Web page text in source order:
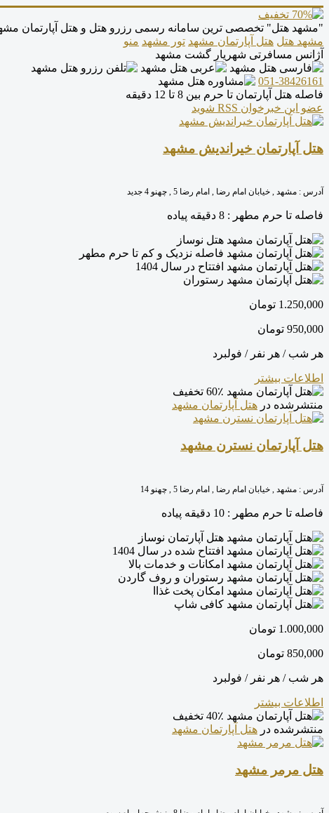
"مشهد هتل" تخصصی ترین سامانه رسمی رزرو هتل و هتل آپارتمان
مشهد هتل هتل آپارتمان مشهد تور مشهد منو
آژانس مسافرتی شهریار گشت مشهد
051-38426161
فاصله هتل آپارتمان تا حرم بین 8 تا 12 دقیقه
عضو این خبرخوان RSS شوید
هتل آپارتمان خیراندیش مشهد
آدرس : مشهد , خیابان امام رضا , امام رضا 5 , چهنو 4 جدید
فاصله تا حرم مطهر : 8 دقیقه پیاده
هتل نوساز
فاصله نزدیک و کم تا حرم مطهر
افتتاح در سال 1404
رستوران
1.250,000 تومان
950,000 تومان
هر شب / هر نفر / فولبرد
اطلاعات بیشتر
60٪ تخفیف
منتشرشده در هتل آپارتمان مشهد
هتل آپارتمان نسترن مشهد
آدرس : مشهد , خیابان امام رضا , امام رضا 5 , چهنو 14
فاصله تا حرم مطهر : 10 دقیقه پیاده
هتل آپارتمان نوساز
افتتاح شده در سال 1404
امکانات و خدمات بالا
رستوران و روف گاردن
امکان پخت غذاا
کافی شاپ
1.000,000 تومان
850,000 تومان
هر شب / هر نفر / فولبرد
اطلاعات بیشتر
40٪ تخفیف
منتشرشده در هتل آپارتمان مشهد
هتل مرمر مشهد